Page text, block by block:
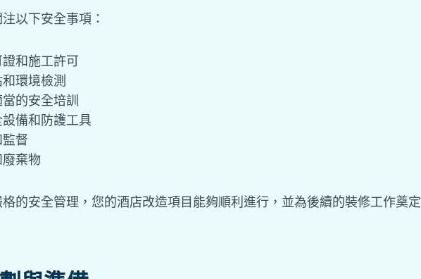
以下安全事項：
和施工許可
環境檢測
的安全培訓
備和防護工具
督
棄物
的安全管理，您的酒店改造項目能夠順利進行，並為後續的裝修工作奠定